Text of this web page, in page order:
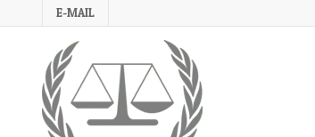
to
E-MAIL